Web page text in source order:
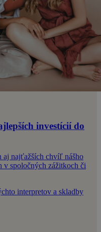
investícií do
aj najťažších chvíľ nášho
v spoločných zážitkoch či